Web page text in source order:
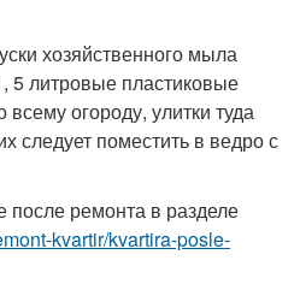
хозяйственного мыла
5 литровые пластиковые
всему огороду, улитки туда
следует поместить в ведро с
после ремонта в разделе
kvartir/kvartira-posle-